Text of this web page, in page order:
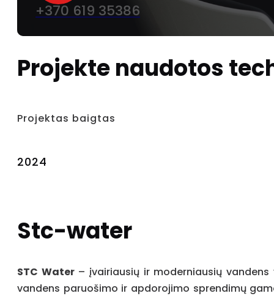
+370 619 35386
Projekte naudotos
Projektas baigtas
2024
Stc-water
STC Water– įvairiausių ir moderniausių
vandens paruošimo ir apdorojimo sprendimų